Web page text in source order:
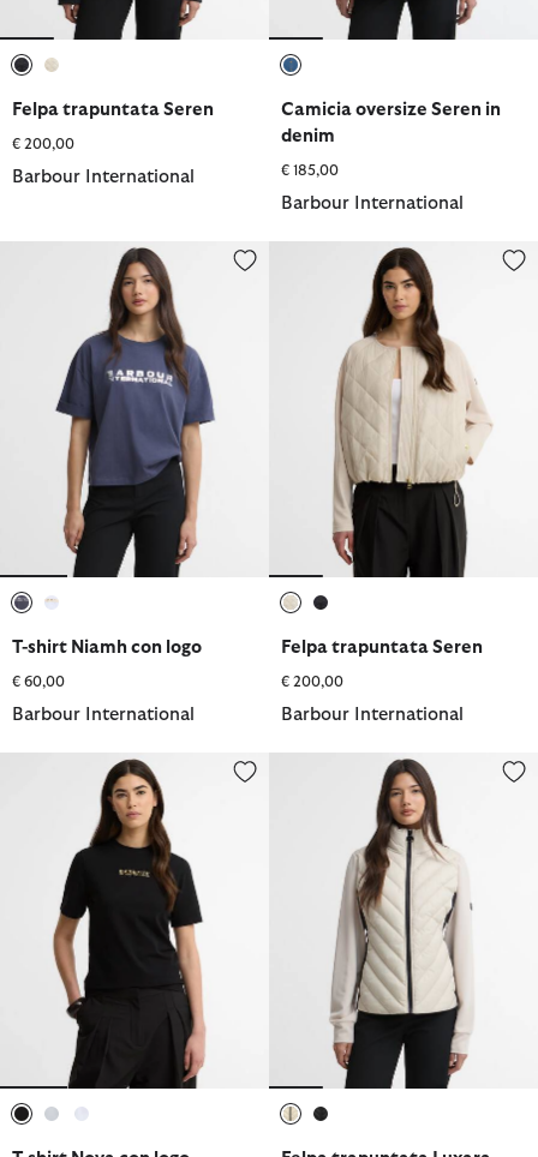
Felpa trapuntata Seren
€ 200,00
Barbour International
Camicia oversize Seren in
denim
€ 185,00
Barbour International
T-shirt Niamh con logo
T-shirt Niamh con logo
€ 60,00
Barbour International
Felpa trapuntata Seren
Felpa trapuntata Seren
€ 200,00
Barbour International
T-shirt Nova con logo Felpa trapuntata Luxara